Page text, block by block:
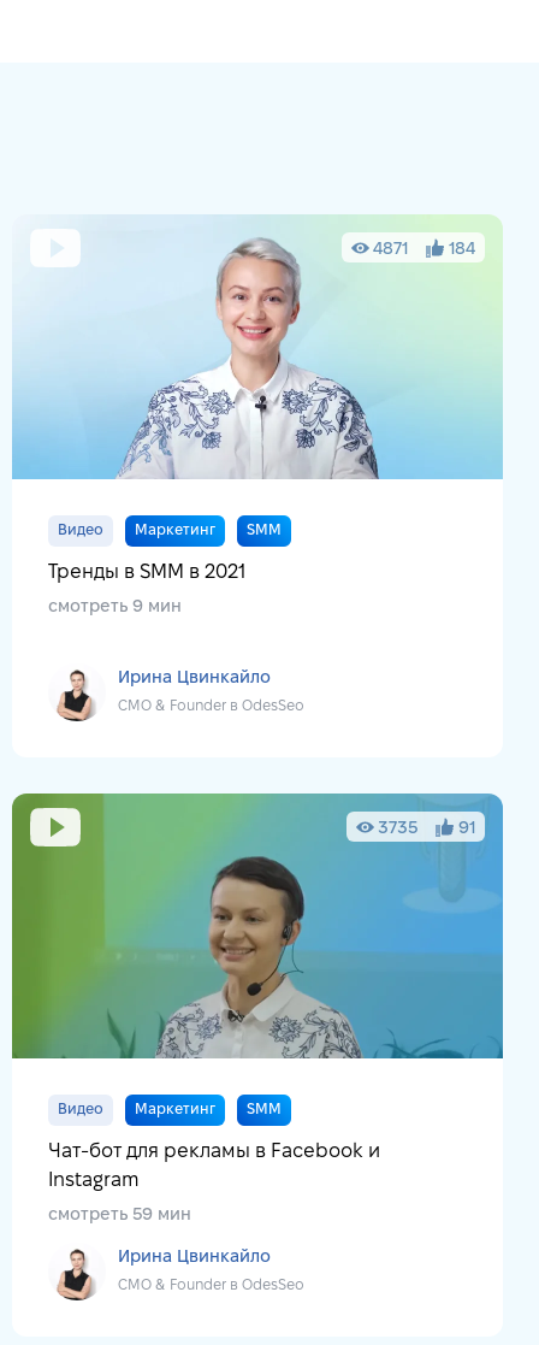
4871 184
Видео Маркетинг SMM
Тренды в SMM в 2021
смотреть 9 мин
Ирина Цвинкайло
CMO & Founder в OdesSeo
3735 91
Видео Маркетинг SMM
Чат-бот для рекламы в Facebook и
Instagram
смотреть 59 мин
Ирина Цвинкайло
CMO & Founder в OdesSeo